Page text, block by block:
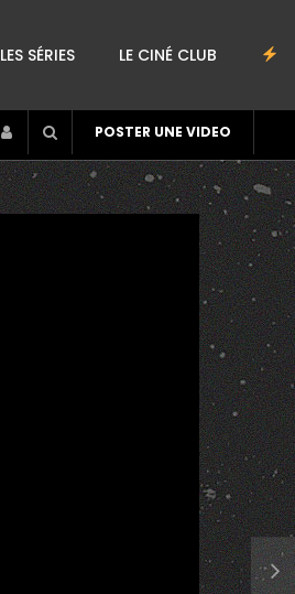
LES SÉRIES LE CINÉ CLUB
POSTER UNE VIDEO